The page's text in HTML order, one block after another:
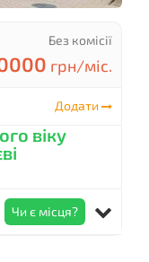
Без комісії
грн/міс.
Додати
віку
Чи є місця?